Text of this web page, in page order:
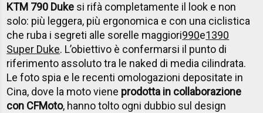
KTM 790 Duke si rifà completamente il look e non
solo: più leggera, più ergonomica e con una ciclistica
che ruba i segreti alle sorelle maggiori990e1390
Super Duke. L’obiettivo è confermarsi il punto di
riferimento assoluto tra le naked di media cilindrata.
Le foto spia e le recenti omologazioni depositate in
Cina, dove la moto viene prodotta in collaborazione
con CFMoto, hanno tolto ogni dubbio sul design